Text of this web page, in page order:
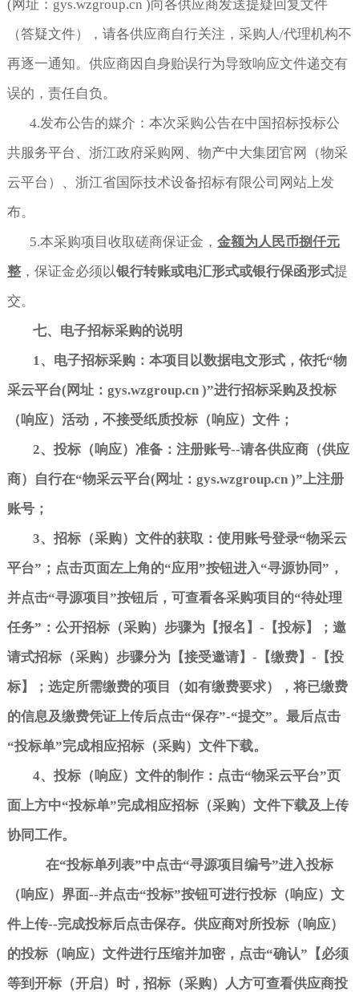
(网址：gys.wzgroup.cn )向各供应商发送提疑回复文件
（答疑文件），请各供应商自行关注，采购人/代理机构不
再逐一通知。供应商因自身贻误行为导致响应文件递交有
误的，责任自负。
4.发布公告的媒介：本次采购公告在中国招标投标公
共服务平台、浙江政府采购网、物产中大集团官网（物采
云平台）、浙江省国际技术设备招标有限公司网站上发
布。
5.本采购项目收取磋商保证金，金额为人民币捌仟元
整，保证金必须以银行转账或电汇形式或银行保函形式提
交。
七、电子招标采购的说明
1 、电子招标采购：本项目以数据电文形式，依托“物
采云平台( 网址： gys.wzgroup.cn )”进行招标采购及投标
（响应）活动，不接受纸质投标（响应）文件；
2、投标（响应）准备：注册账号--请各供应商（供应
商）自行在“物采云平台( 网址： gys.wzgroup.cn )” 上注册
账号；
3、招标（采购）文件的获取：使用账号登录“物采云
平台” ；点击页面左上角的“应用”按钮进入“寻源协同” ，
并点击“寻源项目 ”按钮后，可查看各采购项目的“待处理
任务” ：公开招标（采购）步骤为【报名】 - 【投标】；邀
请式招标（采购）步骤分为【接受邀请】 - 【缴费】 - 【投
标】；选定所需缴费的项目（如有缴费要求），将已缴费
的信息及缴费凭证上传后点击“保存”-“提交”。最后点击
“投标单”完成相应招标（采购）文件下载。
4、投标（响应）文件的制作：点击“物采云平台”页
面上方中“投标单”完成相应招标（采购）文件下载及上传
协同工作。
在“投标单列表”中点击“寻源项目编号”进入投标
（响应）界面--并点击“投标”按钮可进行投标（响应）文
件上传--完成投标后点击保存。供应商对所投标（响应）
的投标（响应）文件进行压缩并加密，点击“确认” 【必须
等到开标（开启）时，招标（采购）人方可查看供应商投